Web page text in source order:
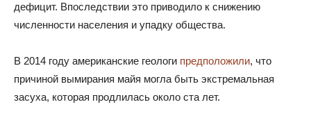
дефицит. Впоследствии это приводило к снижению
численности населения и упадку общества.
В 2014 году американские геологи предположили, что
причиной вымирания майя могла быть экстремальная
засуха, которая продлилась около ста лет.